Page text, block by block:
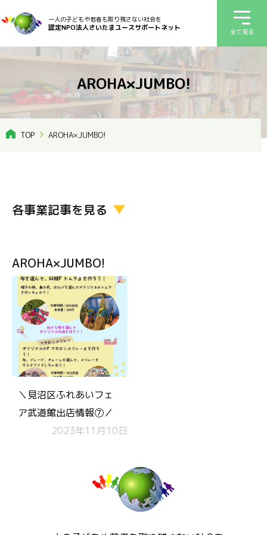
一人の子どもや若者も取り残さない社会を
認定NPO法人さいたまユースサポートネット 全て見る
AROHA×JUMBO!
TOP AROHA×JUMBO!
各事業記事を見る
AROHA×JUMBO!
＼見沼区ふれあいフェ
ア武道館出店情報➆／
2023年11月10日